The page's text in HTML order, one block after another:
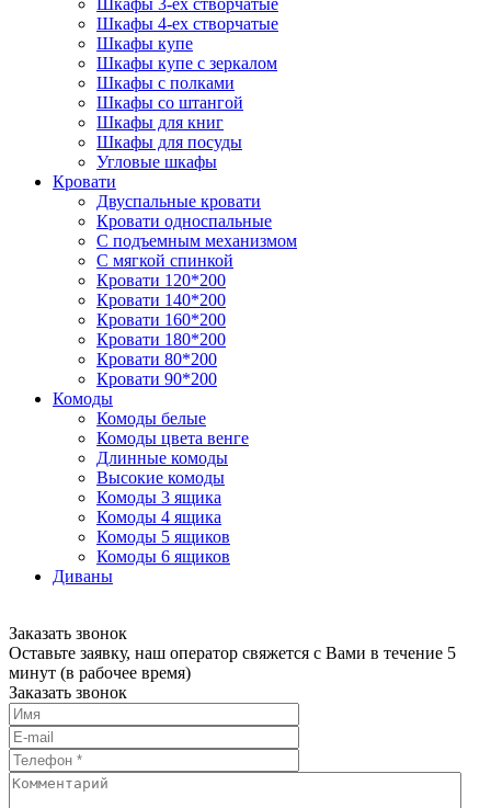
Шкафы 3-ех створчатые
Шкафы 4-ех створчатые
Шкафы купе
Шкафы купе с зеркалом
Шкафы с полками
Шкафы со штангой
Шкафы для книг
Шкафы для посуды
Угловые шкафы
Кровати
Двуспальные кровати
Кровати односпальные
С подъемным механизмом
С мягкой спинкой
Кровати 120*200
Кровати 140*200
Кровати 160*200
Кровати 180*200
Кровати 80*200
Кровати 90*200
Комоды
Комоды белые
Комоды цвета венге
Длинные комоды
Высокие комоды
Комоды 3 ящика
Комоды 4 ящика
Комоды 5 ящиков
Комоды 6 ящиков
Диваны
Заказать звонок
Оставьте заявку, наш оператор свяжется с Вами в течение 5
минут (в рабочее время)
Заказать звонок